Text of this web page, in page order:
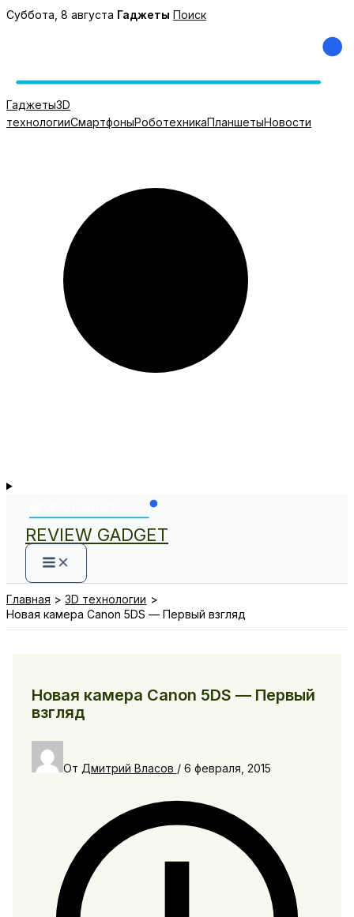
Перейти
Суббота, 8 августа Гаджеты Поиск
Гаджеты3D
технологииСмартфоныРоботехникаПланшетыНовости
REVIEW GADGET
Главная
3D технологии
Новая камера Canon 5DS — Первый взгляд
Новая камера Canon 5DS — Первый
взгляд
От Дмитрий Власов / 6 февраля, 2015